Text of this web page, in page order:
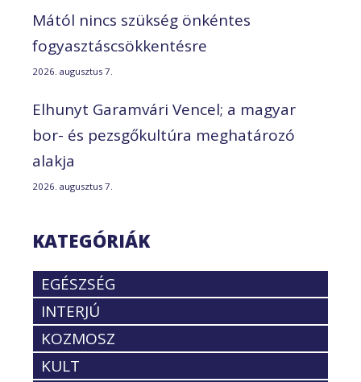
Mától nincs szükség önkéntes
fogyasztáscsökkentésre
2026. augusztus 7.
Elhunyt Garamvári Vencel; a magyar
bor- és pezsgőkultúra meghatározó
alakja
2026. augusztus 7.
KATEGÓRIÁK
EGÉSZSÉG
INTERJÚ
KOZMOSZ
KULT